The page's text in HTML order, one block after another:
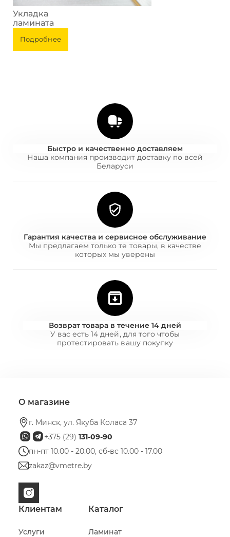
Укладка
ламината
Подробнее
Быстро и качественно доставляем
Наша компания производит доставку по всей
Беларуси
Гарантия качества и сервисное обслуживание
Мы предлагаем только те товары, в качестве
которых мы уверены
Возврат товара в течение 14 дней
У вас есть 14 дней, для того чтобы
протестировать вашу покупку
О магазине
г. Минск, ул. Якуба Коласа 37
+375 (29)131-09-90
пн-пт 10.00 - 20.00, сб-вс 10.00 - 17.00
zakaz@vmetre.by
Клиентам
Услуги
Каталог
Ламинат